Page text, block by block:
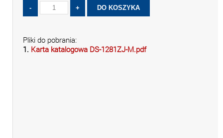
Pliki do pobrania:
1. Karta katalogowa DS-1281ZJ-M.pdf